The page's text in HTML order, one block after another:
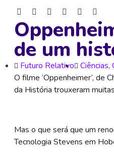
de um
Futuro Relativo Ciências,
O filme ‘Oppenheimer’, de
da História trouxeram
Mas o que será que um
Tecnologia Stevens em